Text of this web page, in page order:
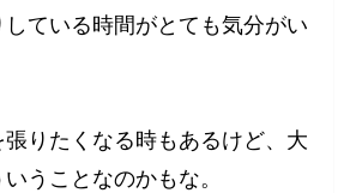
ている時間がとても気分がい
張りたくなる時もあるけど、大
うことなのかもな。